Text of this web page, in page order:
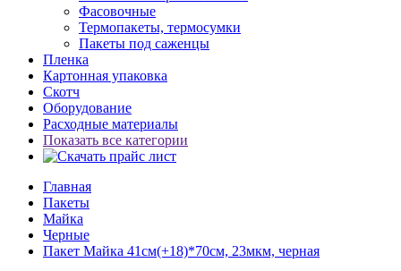
Фасовочные
Термопакеты, термосумки
Пакеты под саженцы
Пленка
Картонная упаковка
Скотч
Оборудование
Расходные материалы
Показать все категории
Главная
Пакеты
Майка
Черные
Пакет Майка 41см(+18)*70см, 23мкм, черная